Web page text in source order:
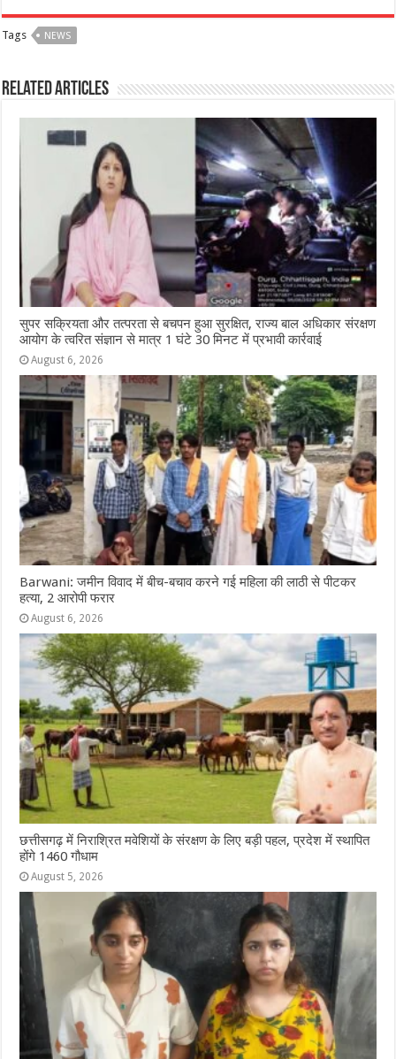
c
e
b
o
o
at
A
p
p
ss
n
g
r
itt
r
e
ra
m
ar
Tags NEWS
Related Articles
सुपर सक्रियता और तत्परता से बचपन हुआ सुरक्षित, राज्य बाल अधिकार संरक्षण
आयोग के त्वरित संज्ञान से मात्र 1 घंटे 30 मिनट में प्रभावी कार्रवाई
August 6, 2026
Barwani: जमीन विवाद में बीच-बचाव करने गई महिला की लाठी से पीटकर
हत्या, 2 आरोपी फरार
August 6, 2026
छत्तीसगढ़ में निराश्रित मवेशियों के संरक्षण के लिए बड़ी पहल, प्रदेश में स्थापित
होंगे 1460 गौधाम
August 5, 2026